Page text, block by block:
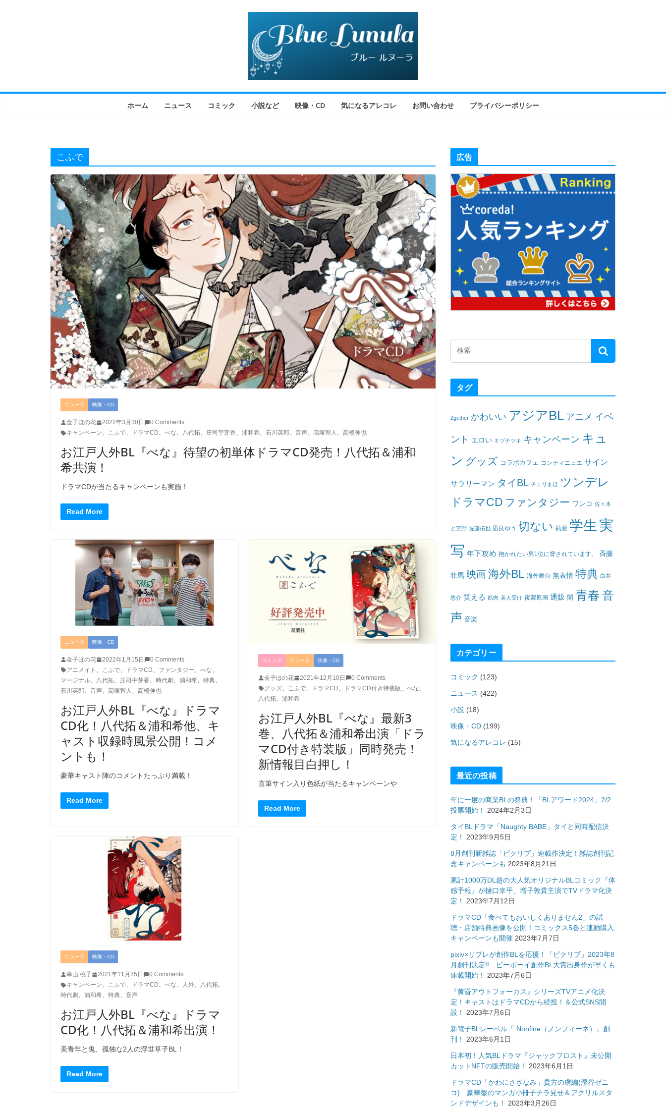
ホーム ニュース コミック 小説など 映像・CD 気になるアレコレ お問い合わせ プライバシーポリシー
こふで
ニュース 映像・CD
金子ほの花 2022年3月30日
0 Comments
キャンペーン、 こふで、 ドラマCD、 べな、 八代拓、 庄司宇芽香、 浦和希、 石川英郎、 音声、 高塚智人 、 高橋伸也
お江戸人外BL『べな』待望の初単体ドラマCD発売！八代拓＆浦和
希共演！
ドラマCDが当たるキャンペーンも実施！
Read More
ニュース 映像・CD
金子ほの花 2022年1月15日
0 Comments
アニメイト
こふで ドラマCD ファンタジー べな
マージナル
八代拓 庄司宇芽香 時代劇 浦和希 特典
石川英郎
音声 高塚智人 高橋伸也
お江戸人外BL『べな』ドラマ
CD化！八代拓＆浦和希他、キ
ャスト収録時風景公開！コメ
ントも！
豪華キャスト陣のコメントたっぷり満載！
Read More
コミック ニュース 映像・CD
金子ほの花 2021年12月10日
0 Comments
グッズ、 こふで、 ドラマCD ドラマCD付き特装版 べな
八代拓
浦和希
お江戸人外BL『べな』最新3
巻、八代拓＆浦和希出演「ドラ
マCD付き特装版」同時発売！
新情報目白押し！
直筆サイン入り色紙が当たるキャンペーンや
Read More
ニュース 映像・CD
幸山 桃子 2021年11月25日
0 Comments
キャンペーン、 こふで、 ドラマCD、 べな、 人外、 八代拓、
時代劇 、 浦和希、 特典、 音声
お江戸人外BL『べな』ドラマ
CD化！八代拓＆浦和希出演！
美青年と鬼、孤独な2人の浮世草子BL！
Read More
広告
タグ
2gether かわいい アジアBL アニメ イベ
ント エロい キヅナツキ キャンペーン キュ
ン グッズ コラボカフェ コンティニュエ サイン
サラリーマン タイBL チェリまほ ツンデレ
ドラマCD ファンタジー ワンコ 佐々木
と宮野 佐藤拓也 凪良ゆう 切ない 執着 学生 実
写 年下攻め 抱かれたい男1位に脅されています。 斉藤
壮馬 映画海外BL 海外舞台 無表情 特典 白井
悠介 笑える 筋肉 美人受け 複製原画 通販 闇 青春音
声 音楽
カテゴリー
コミック (123)
ニュース (422)
小説 (18)
映像・CD (199)
気になるアレコレ (15)
最近の投稿
年に一度の商業BLの祭典！「BLアワード2024」2/2
投票開始！
2024年2月3日
タイBLドラマ「Naughty BABE」タイと同時配信決
定！
2023年9月5日
8月創刊新雑誌「ピクリブ」連載作決定！雑誌創刊記
念キャンペーンも 2023年8月21日
累計1000万DL超の大人気オリジナルBLコミック『体
感予報』が樋口幸平、増子敦貴主演でTVドラマ化決
定！
2023年7月12日
ドラマCD「食べてもおいしくありません2」の試
聴・店舗特典画像を公開！コミックス5巻と連動購入
キャンペーンも開催 2023年7月7日
pixiv×リブレが創作BLを応援！「ピクリブ」2023年8
月創刊決定!! ビーボーイ創作BL大賞出身作が早くも
連載開始！
2023年7月6日
『黄昏アウトフォーカス』シリーズTVアニメ化決
定！キャストはドラマCDから続投！＆公式SNS開
設！
2023年7月6日
新電子BLレーベル「.Nonfine（ノンフィーネ）」創
刊！
2023年6月1日
日本初！人気BLドラマ『ジャックフロスト』未公開
カットNFTの販売開始！
2023年6月1日
ドラマCD「かわにさざなみ」貴方の虜編(澄谷ゼニ
コ) 豪華盤のマンガ小冊子チラ見せ＆アクリルスタ
ンドデザインも！
2023年3月26日